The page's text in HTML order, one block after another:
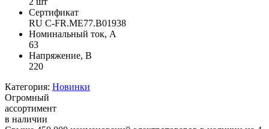
Сертификат
RU C-FR.ME77.B01938
Номинальный ток, А
63
Напряжение, В
220
Категория: Новинки
Огромный
ассортимент
в наличии